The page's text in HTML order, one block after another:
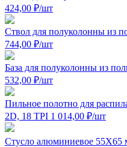
424,00 ₽/шт
Ствол для полуколонны из
744,00 ₽/шт
База для полуколонны из
532,00 ₽/шт
Пильное полотно для
2D, 18 TPI 1 014,00 ₽/шт
Стусло алюминиевое 55Х65